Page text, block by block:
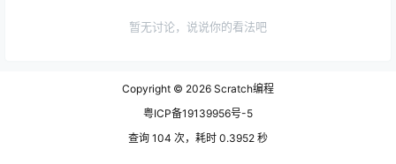
暂无讨论，说说你的看法吧
Copyright © 2026 Scratch编程
粤ICP备19139956号-5
查询 104 次，耗时 0.3952 秒